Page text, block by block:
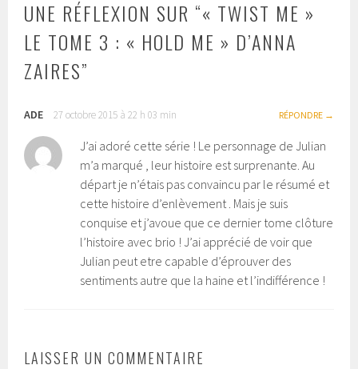
UNE RÉFLEXION SUR “« TWIST ME »
LE TOME 3 : « HOLD ME » D’ANNA
ZAIRES”
ADE 27 octobre 2015 à 22 h 03 min RÉPONDRE
J’ai adoré cette série ! Le personnage de Julian
m’a marqué , leur histoire est surprenante. Au
départ je n’étais pas convaincu par le résumé et
cette histoire d’enlèvement . Mais je suis
conquise et j’avoue que ce dernier tome clôture
l’histoire avec brio ! J’ai apprécié de voir que
Julian peut etre capable d’éprouver des
sentiments autre que la haine et l’indifférence !
LAISSER UN COMMENTAIRE